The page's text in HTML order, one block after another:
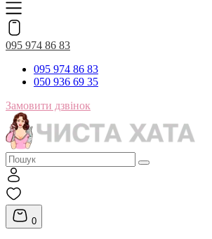
095 974 86 83
095 974 86 83
050 936 69 35
Замовити дзвінок
0